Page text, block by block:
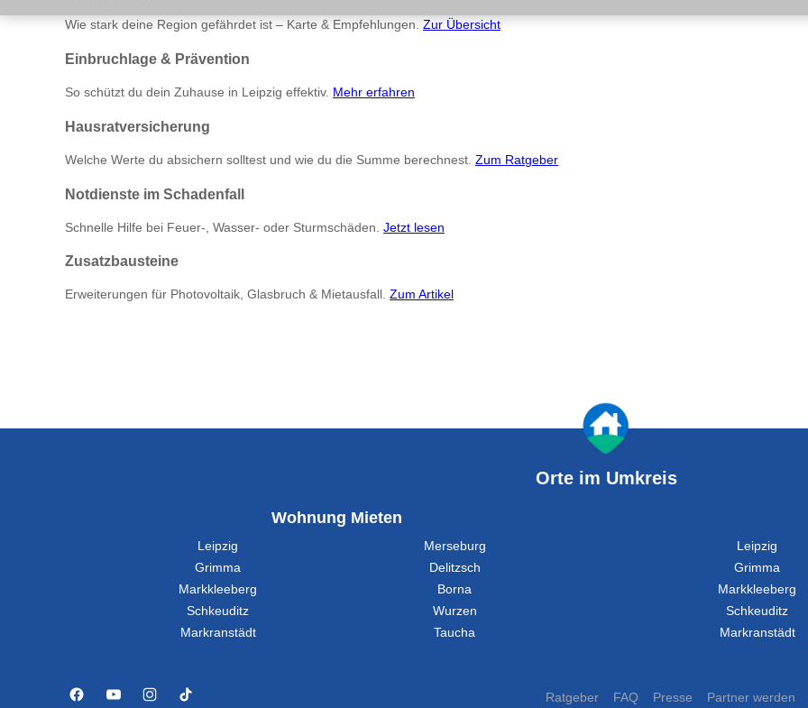
Wie stark deine Region gefährdet ist – Karte & Empfehlungen. Zur Übersicht
Einbruchlage & Prävention
So schützt du dein Zuhause in Leipzig effektiv. Mehr erfahren
Hausratversicherung
Welche Werte du absichern solltest und wie du die Summe berechnest. Zum Ratgeber
Notdienste im Schadenfall
Schnelle Hilfe bei Feuer-, Wasser- oder Sturmschäden. Jetzt lesen
Zusatzbausteine
Erweiterungen für Photovoltaik, Glasbruch & Mietausfall. Zum Artikel
Orte im Umkreis
Wohnung Mieten
Leipzig
Merseburg
Grimma
Delitzsch
Markkleeberg
Borna
Schkeuditz
Wurzen
Markranstädt
Taucha
Leipzig
Grimma
Markkleeberg
Schkeuditz
Markranstädt
Ratgeber FAQ Presse Partner werden